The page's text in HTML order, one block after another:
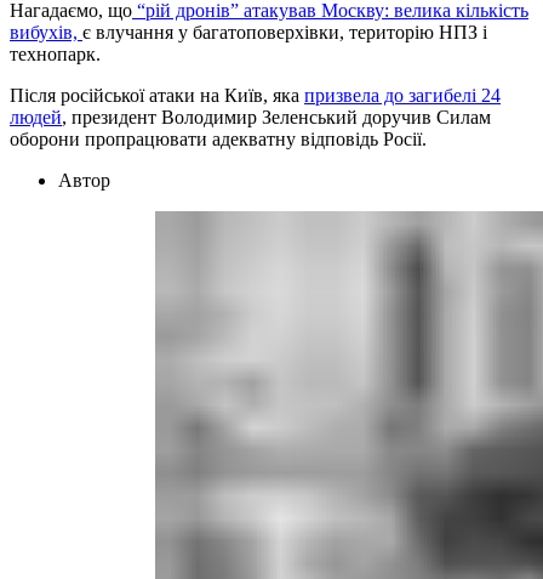
Нагадаємо, що “рій дронів” атакував Москву: велика кількість
вибухів, є влучання у багатоповерхівки, територію НПЗ і
технопарк.
Після російської атаки на Київ, яка призвела до загибелі 24
людей, президент Володимир Зеленський доручив Силам
оборони пропрацювати адекватну відповідь Росії.
Автор